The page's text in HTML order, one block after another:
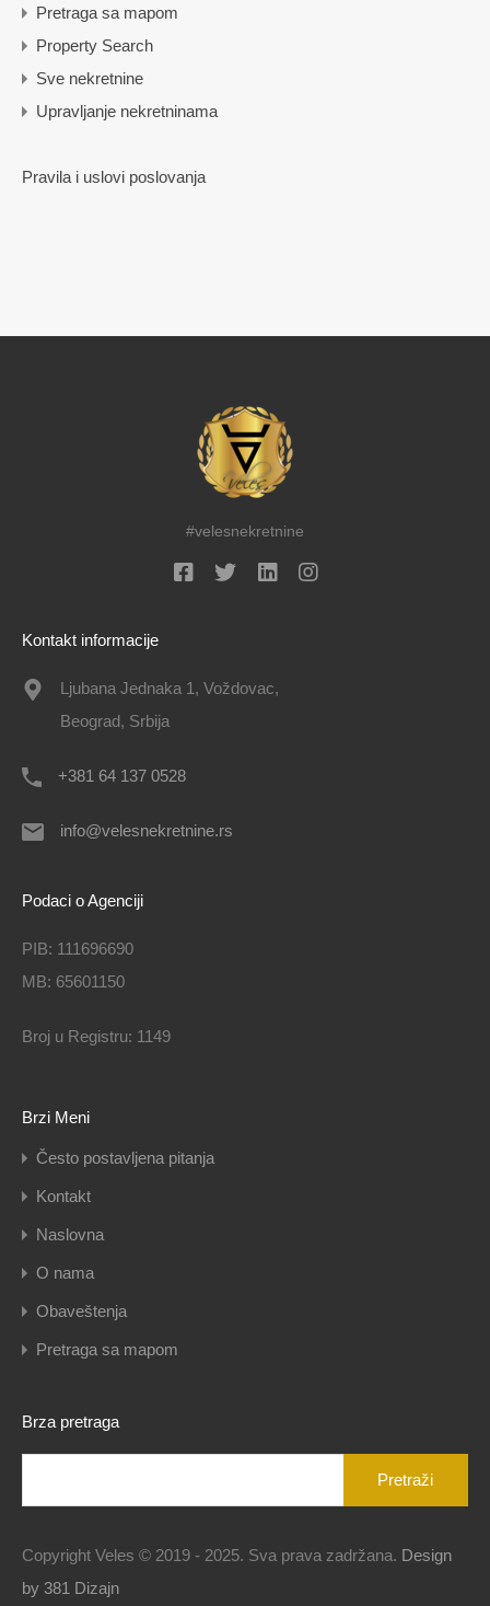
Pretraga sa mapom
Property Search
Sve nekretnine
Upravljanje nekretninama
Pravila i uslovi poslovanja
#velesnekretnine
Kontakt informacije
Ljubana Jednaka 1, Voždovac,
Beograd, Srbija
+381 64 137 0528
info@velesnekretnine.rs
Podaci o Agenciji
PIB: 111696690
MB: 65601150
Broj u Registru: 1149
Brzi Meni
Često postavljena pitanja
Kontakt
Naslovna
O nama
Obaveštenja
Pretraga sa mapom
Brza pretraga
Copyright Veles © 2019 - 2025. Sva prava zadržana. Design
by 381 Dizajn